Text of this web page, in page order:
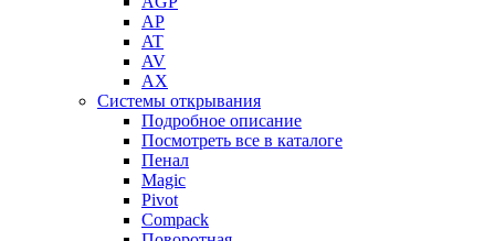
AP
AT
AV
AX
Системы открывания
Подробное описание
Посмотреть все в каталоге
Пенал
Magic
Pivot
Compack